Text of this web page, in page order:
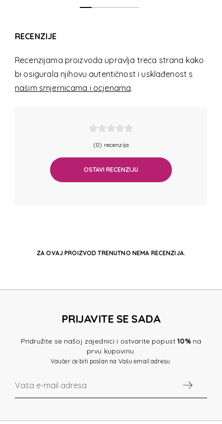
RECENZIJE
Recenzijama proizvoda upravlja treća strana kako
bi osigurala njihovu autentičnost i usklađenost s
našim smjernicama i ocjenama.
(0) recenzija
OSTAVI RECENZIJU
ZA OVAJ PROIZVOD TRENUTNO NEMA RECENZIJA.
PRIJAVITE SE SADA
Pridružite se našoj zajednici i ostvarite popust10%na
prvu kupovinu.
Vaučer će biti poslan na Vašu email adresu.